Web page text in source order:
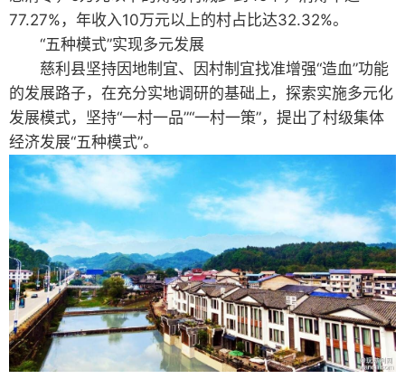
77.27%，年收入10万元以上的村占比达32.32%。
“五种模式”实现多元发展
慈利县坚持因地制宜、因村制宜找准增强“造血”功能
的发展路子，在充分实地调研的基础上，探索实施多元化
发展模式，坚持“一村一品”“一村一策”，提出了村级集体
经济发展“五种模式”。